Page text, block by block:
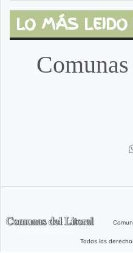
LO MÁS LEIDO
Todos los